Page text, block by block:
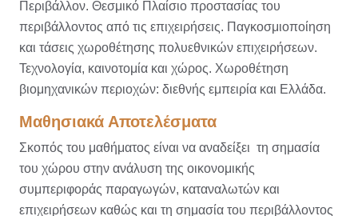
Περιβάλλον. Θεσμικό Πλαίσιο προστασίας του
περιβάλλοντος από τις επιχειρήσεις. Παγκοσμιοποίηση
και τάσεις χωροθέτησης πολυεθνικών επιχειρήσεων.
Τεχνολογία, καινοτομία και χώρος. Χωροθέτηση
βιομηχανικών περιοχών: διεθνής εμπειρία και Ελλάδα.
Μαθησιακά Αποτελέσματα
Σκοπός του μαθήματος είναι να αναδείξει τη σημασία
του χώρου στην ανάλυση της οικονομικής
συμπεριφοράς παραγωγών, καταναλωτών και
επιχειρήσεων καθώς και τη σημασία του περιβάλλοντος